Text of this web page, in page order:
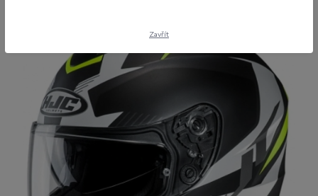
Zavřít